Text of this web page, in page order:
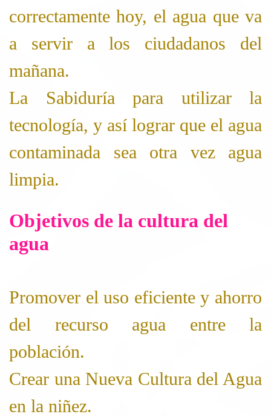
correctamente hoy, el agua que va
a servir a los ciudadanos del
mañana.
La Sabiduría para utilizar la
tecnología, y así lograr que el agua
contaminada sea otra vez agua
limpia.
Objetivos de la cultura del
agua
Promover el uso eficiente y ahorro
del recurso agua entre la
población.
Crear una Nueva Cultura del Agua
en la niñez.